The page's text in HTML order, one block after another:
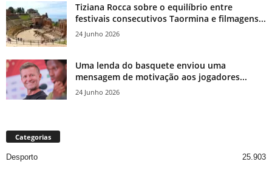
Tiziana Rocca sobre o equilíbrio entre
festivais consecutivos Taormina e filmagens...
24 Junho 2026
Uma lenda do basquete enviou uma
mensagem de motivação aos jogadores...
24 Junho 2026
Categorias
Desporto 25.903